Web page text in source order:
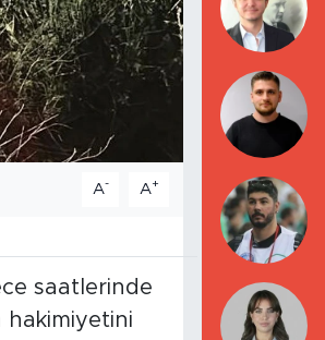
A- A+
saatlerinde
hakimiyetini